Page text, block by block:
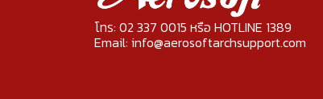
โทร: 02 337 0015 หรือ HOTLINE 1389
Email: info@aerosoftarchsupport.com